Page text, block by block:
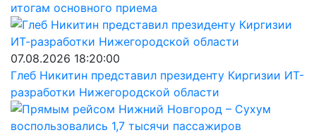
итогам основного приема
07.08.2026 18:20:00
Глеб Никитин представил президенту Киргизии ИТ-
разработки Нижегородской области